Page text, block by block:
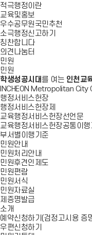
적극행정이란
교육및홍보
우수공무원국민추천
소극행정신고하기
칭찬합니다
의견나눔터
민원
민원
학생성공시대 를 여는 인천교
INCHEON Metropolitan
행정서비스헌장
행정서비스헌장제
교육행정서비스헌장선언문
교육행정서비스헌장공통이행
부서별이행기준
민원안내
민원처리안내
민원후견인제도
민원편람
민원서식
민원자료실
제증명발급
소개
예약신청하기(검정고시용 증
우편신청하기